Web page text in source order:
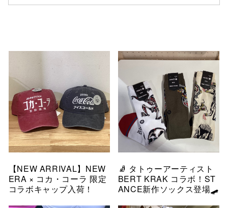
【NEW ARRIVAL】NEW
ERA × コカ・コーラ 限定
コラボキャップ入荷！
🧦 タトゥーアーティスト
BERT KRAK コラボ！ST
ANCE新作ソックス登場🛹